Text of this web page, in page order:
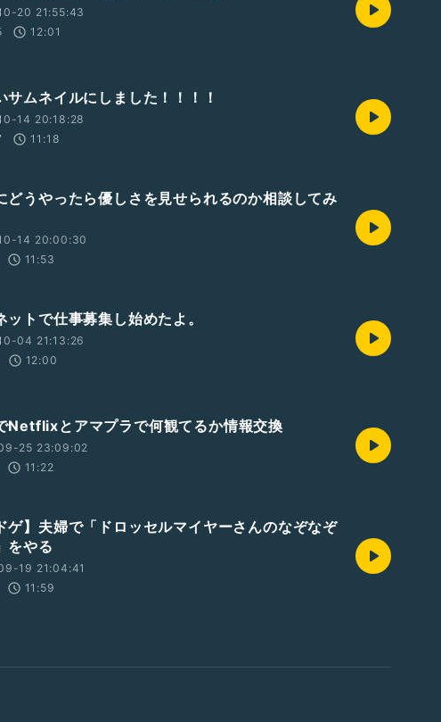
20 21:55:43
12:01
サムネイルにしました！！！！
14 20:18:28
11:18
どうやったら優しさを見せられるのか相談してみ
14 20:00:30
11:53
ットで仕事募集し始めたよ。
04 21:13:26
12:00
Netflixとアマプラで何観てるか情報交換
25 23:09:02
11:22
ゲ】夫婦で「ドロッセルマイヤーさんのなぞなぞ
をやる
19 21:04:41
11:59